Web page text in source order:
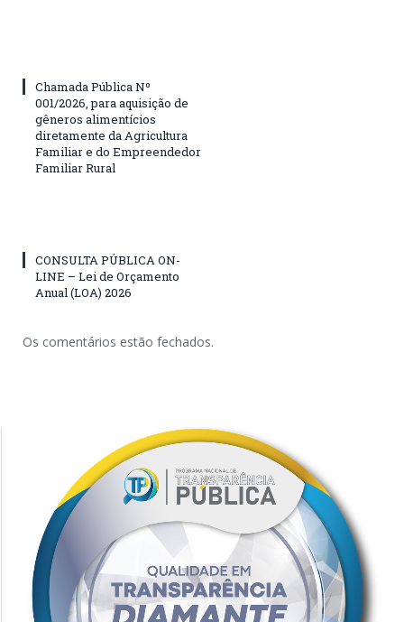
Chamada Pública Nº
001/2026, para aquisição de
gêneros alimentícios
diretamente da Agricultura
Familiar e do Empreendedor
Familiar Rural
CONSULTA PÚBLICA ON-
LINE – Lei de Orçamento
Anual (LOA) 2026
Os comentários estão fechados.